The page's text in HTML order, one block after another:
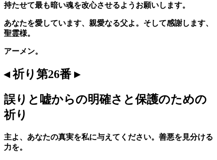
持たせて最も暗い魂を改心させるようお願いします。
あなたを愛しています、親愛なる父よ。そして感謝します、
聖霊様。
アーメン。
◂ 祈り第26番 ▸
誤りと嘘からの明確さと保護のための
祈り
主よ、あなたの真実を私に与えてください。善悪を見分ける
力を。